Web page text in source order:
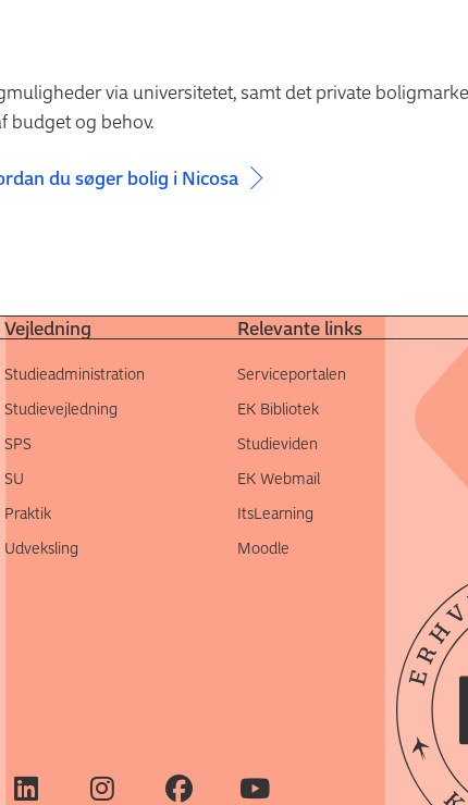
via universitetet, samt det private
og behov.
du søger bolig i Nicosa
Vejledning Relevante links
Studieadministration
Studievejledning
SPS
SU
Praktik
Udveksling
Serviceportalen
EK Bibliotek
Studieviden
EK Webmail
ItsLearning
Moodle